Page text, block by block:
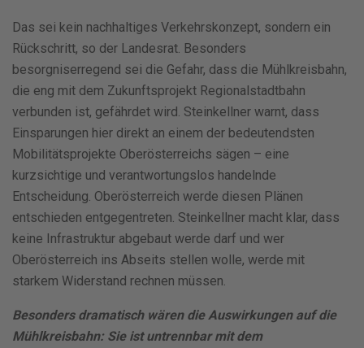
Das sei kein nachhaltiges Verkehrskonzept, sondern ein
Rückschritt, so der Landesrat. Besonders
besorgniserregend sei die Gefahr, dass die Mühlkreisbahn,
die eng mit dem Zukunftsprojekt Regionalstadtbahn
verbunden ist, gefährdet wird. Steinkellner warnt, dass
Einsparungen hier direkt an einem der bedeutendsten
Mobilitätsprojekte Oberösterreichs sägen – eine
kurzsichtige und verantwortungslos handelnde
Entscheidung. Oberösterreich werde diesen Plänen
entschieden entgegentreten. Steinkellner macht klar, dass
keine Infrastruktur abgebaut werde darf und wer
Oberösterreich ins Abseits stellen wolle, werde mit
starkem Widerstand rechnen müssen.
Besonders dramatisch wären die Auswirkungen auf die
Mühlkreisbahn: Sie ist untrennbar mit dem